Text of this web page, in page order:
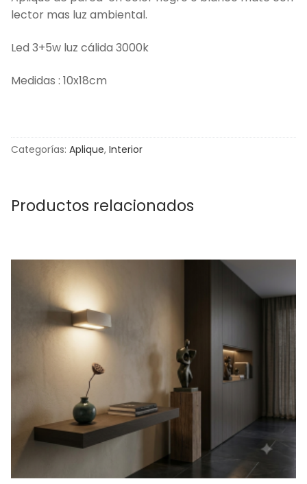
lector mas luz ambiental.
Led 3+5w luz cálida 3000k
Medidas : 10x18cm
Categorías: Aplique, Interior
Productos relacionados